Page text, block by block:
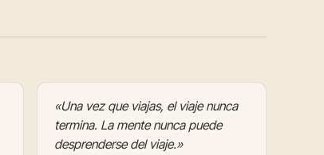
«Una vez que viajas, el viaje nunca
termina. La mente nunca puede
desprenderse del viaje.»